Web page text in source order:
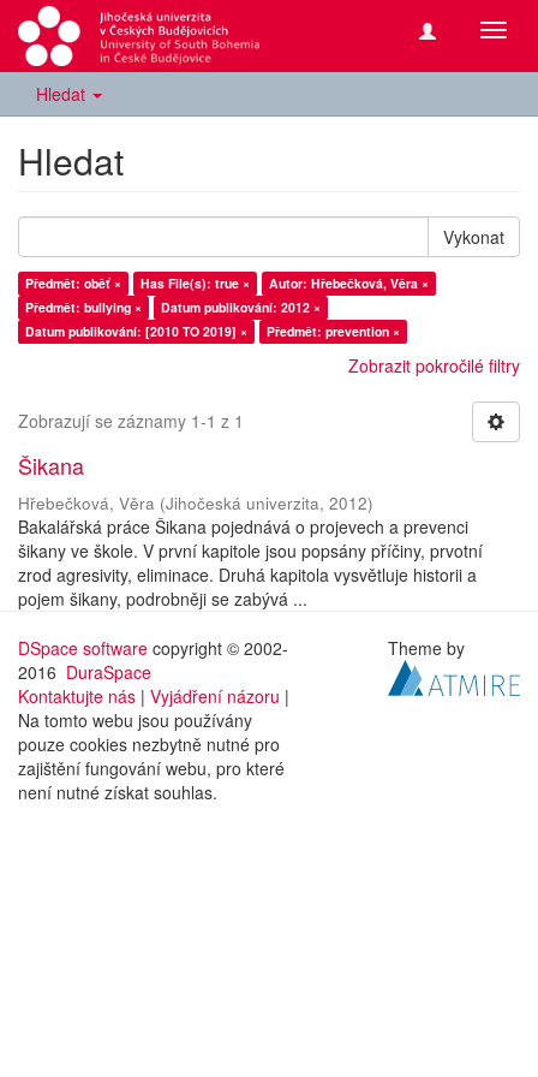
Hledat
Hledat
Vykonat
Předmět: oběť × Has File(s): true ×
Autor: Hřebečková, Věra ×
Předmět: bullying ×
Datum publikování: 2012 ×
Datum publikování: [2010 TO 2019] ×
Předmět: prevention ×
Zobrazit pokročilé filtry
Zobrazují se záznamy 1-1 z 1
Šikana
Hřebečková, Věra (Jihočeská univerzita, 2012)
Bakalářská práce Šikana pojednává o projevech a prevenci
šikany ve škole. V první kapitole jsou popsány příčiny, prvotní
zrod agresivity, eliminace. Druhá kapitola vysvětluje historii a
pojem šikany, podrobněji se zabývá ...
DSpace software copyright © 2002-
2016 DuraSpace
Kontaktujte nás | Vyjádření názoru |
Na tomto webu jsou používány
pouze cookies nezbytně nutné pro
zajištění fungování webu, pro které
není nutné získat souhlas.
Theme by